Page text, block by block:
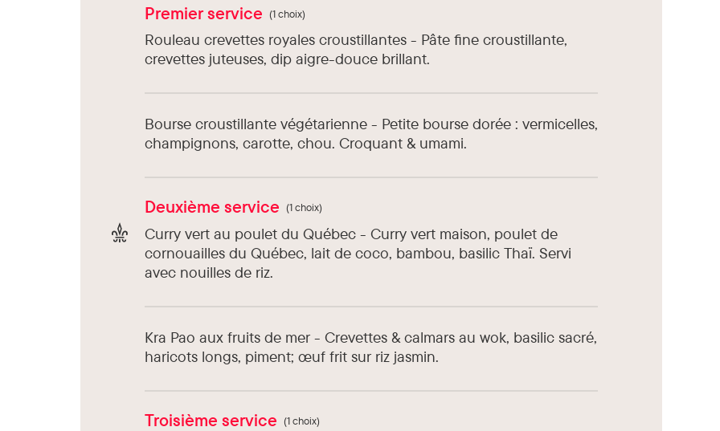
Premier service (1 choix)
Rouleau crevettes royales croustillantes - Pâte fine croustillante,
crevettes juteuses, dip aigre-douce brillant.
Bourse croustillante végétarienne - Petite bourse dorée : vermicelles,
champignons, carotte, chou. Croquant & umami.
Deuxième service (1 choix)
Curry vert au poulet du Québec - Curry vert maison, poulet de
cornouailles du Québec, lait de coco, bambou, basilic Thaï. Servi
avec nouilles de riz.
Kra Pao aux fruits de mer - Crevettes & calmars au wok, basilic sacré,
haricots longs, piment; œuf frit sur riz jasmin.
Troisième service (1 choix)